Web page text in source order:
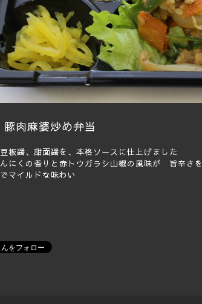
豚肉麻婆炒め弁当
板醤、甜面醤を、本格ソースに仕上げました
にくの香りと赤トウガラシ山椒の風味が 旨辛さ
マイルドな味わい